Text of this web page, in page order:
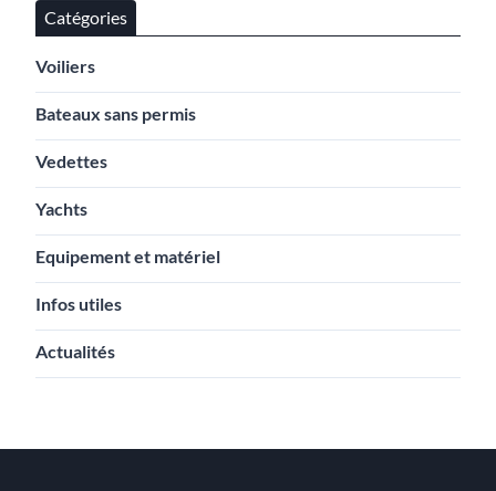
Catégories
Voiliers
Bateaux sans permis
Vedettes
Yachts
Equipement et matériel
Infos utiles
Actualités